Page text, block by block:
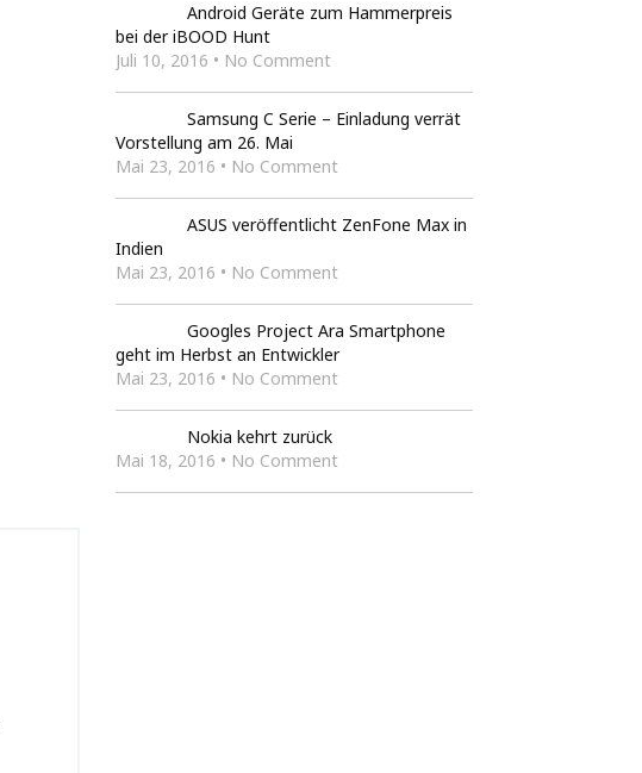
Android Geräte zum Hammerpreis
bei der iBOOD Hunt
Juli 10, 2016 • No Comment
Samsung C Serie – Einladung verrät
Vorstellung am 26. Mai
Mai 23, 2016 • No Comment
ASUS veröffentlicht ZenFone Max in
Indien
Mai 23, 2016 • No Comment
Googles Project Ara Smartphone
geht im Herbst an Entwickler
Mai 23, 2016 • No Comment
Nokia kehrt zurück
Mai 18, 2016 • No Comment